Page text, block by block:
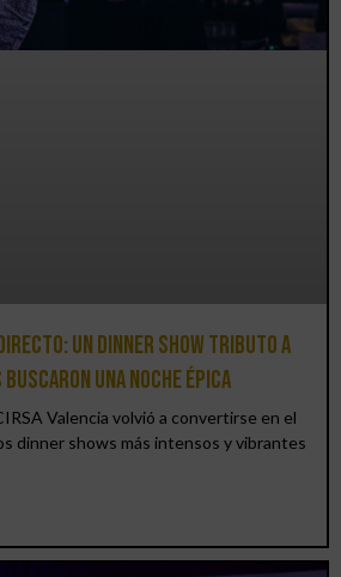
un Dinner Show Tributo a
buscaron una noche épica
Valencia volvió a convertirse en el
dinner shows más intensos y vibrantes